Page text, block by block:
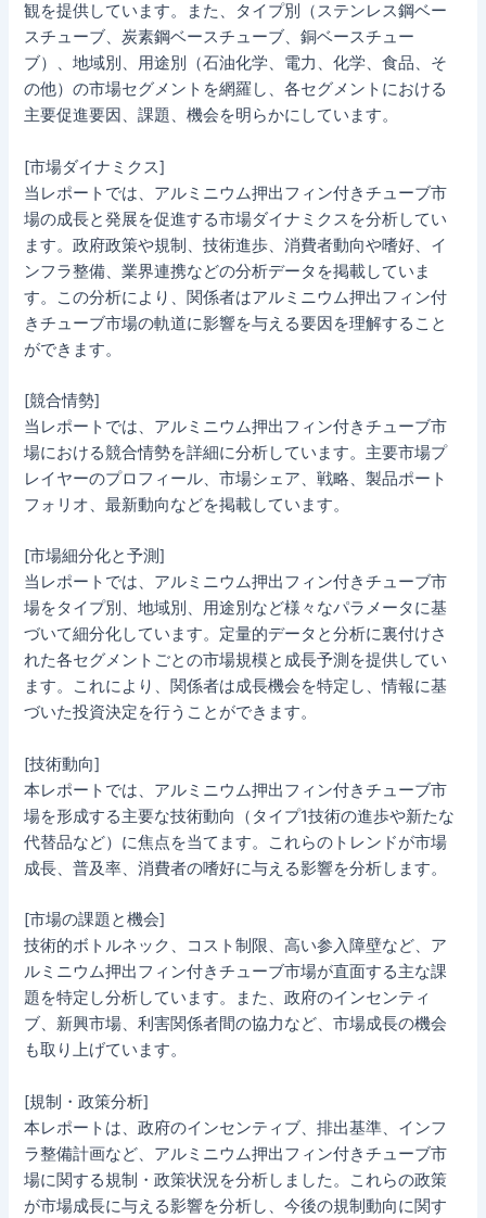
観を提供しています。また、タイプ別（ステンレス鋼ベー
スチューブ、炭素鋼ベースチューブ、銅ベースチュー
ブ）、地域別、用途別（石油化学、電力、化学、食品、そ
の他）の市場セグメントを網羅し、各セグメントにおける
主要促進要因、課題、機会を明らかにしています。
[市場ダイナミクス]
当レポートでは、アルミニウム押出フィン付きチューブ市
場の成長と発展を促進する市場ダイナミクスを分析してい
ます。政府政策や規制、技術進歩、消費者動向や嗜好、イ
ンフラ整備、業界連携などの分析データを掲載していま
す。この分析により、関係者はアルミニウム押出フィン付
きチューブ市場の軌道に影響を与える要因を理解すること
ができます。
[競合情勢]
当レポートでは、アルミニウム押出フィン付きチューブ市
場における競合情勢を詳細に分析しています。主要市場プ
レイヤーのプロフィール、市場シェア、戦略、製品ポート
フォリオ、最新動向などを掲載しています。
[市場細分化と予測]
当レポートでは、アルミニウム押出フィン付きチューブ市
場をタイプ別、地域別、用途別など様々なパラメータに基
づいて細分化しています。定量的データと分析に裏付けさ
れた各セグメントごとの市場規模と成長予測を提供してい
ます。これにより、関係者は成長機会を特定し、情報に基
づいた投資決定を行うことができます。
[技術動向]
本レポートでは、アルミニウム押出フィン付きチューブ市
場を形成する主要な技術動向（タイプ1技術の進歩や新たな
代替品など）に焦点を当てます。これらのトレンドが市場
成長、普及率、消費者の嗜好に与える影響を分析します。
[市場の課題と機会]
技術的ボトルネック、コスト制限、高い参入障壁など、ア
ルミニウム押出フィン付きチューブ市場が直面する主な課
題を特定し分析しています。また、政府のインセンティ
ブ、新興市場、利害関係者間の協力など、市場成長の機会
も取り上げています。
[規制・政策分析]
本レポートは、政府のインセンティブ、排出基準、インフ
ラ整備計画など、アルミニウム押出フィン付きチューブ市
場に関する規制・政策状況を分析しました。これらの政策
が市場成長に与える影響を分析し、今後の規制動向に関す